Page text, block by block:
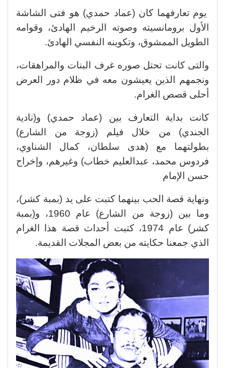
يوم تعارفهما كان (عماد حمدي) هو فتى الشاشة
الأول برومانسيته وصوته الرخيم الهادئ، وقوامه
الطويل الممشوق، وتكوينه النفسي الهادئ.
والتى كانت تحتل صوره غرف البنات والمراهقات،
ونجمهم الذين يعيشون معه في ظلام دور العرض
أحلى قصص الغرام.
كانت بداية التعارف بين (عماد حمدي) و(نادية
الجندي) من خلال فيلم (زوجة من الشارع)
بطولتهما مع (هدى سلطان، كمال الشناوي،
فردوس محمد، عبدالعليم خطاب) وغيرهم، وإخراج
حسن الإمام
ونهاية قصة الحب بينهما كتبت على يد (بمبة كشر)،
وما بين (زوجة من الشارع) عام 1960، و(بمبة
كشر) عام 1974، كتبت أحداث قصة هذا الغرام
الذي جمعنا حكايته من بعض المجلات القديمة.